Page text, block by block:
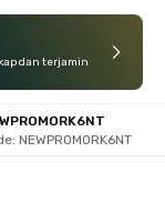
dan terjamin
NEWPROMORK6NT